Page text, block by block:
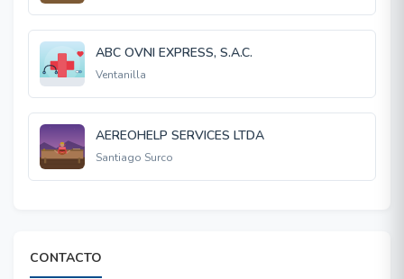
ABC OVNI EXPRESS, S.A.C.
Ventanilla
AEREOHELP SERVICES LTDA
Santiago Surco
CONTACTO